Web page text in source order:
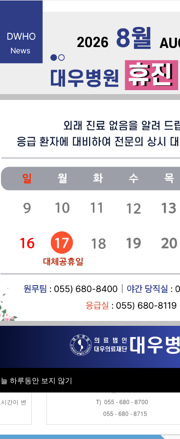
하루동안 보지 않기
하루동안 보지 않기
진료센터 이용안내
근로자건강센터
터 진료협력센터
공지사항
채용공고
병원소식
간이 변
채용검진 접수안내
오 전 : AM 08:30 ~ AM 11:30
T) 055 - 680 - 8700
055 - 680 - 8715